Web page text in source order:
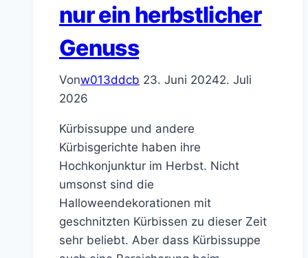
nur ein herbstlicher
Genuss
Vonw013ddcb 23. Juni 20242. Juli
2026
Kürbissuppe und andere
Kürbisgerichte haben ihre
Hochkonjunktur im Herbst. Nicht
umsonst sind die
Halloweendekorationen mit
geschnitzten Kürbissen zu dieser Zeit
sehr beliebt. Aber dass Kürbissuppe